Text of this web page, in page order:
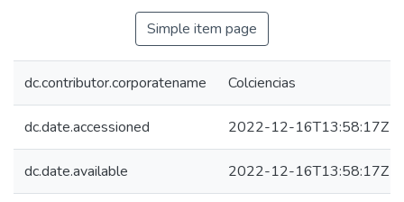
Simple item page
dc.contributor.corporatename Colciencias
dc.date.accessioned 2022-12-16T13:58:17Z
dc.date.available 2022-12-16T13:58:17Z